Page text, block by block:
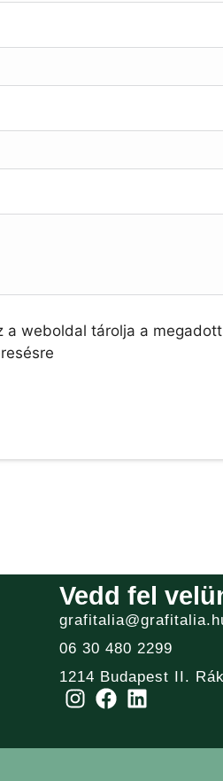
a weboldal tárolja a
Vedd fel
06 30 480 2299
1214 Budapest II.